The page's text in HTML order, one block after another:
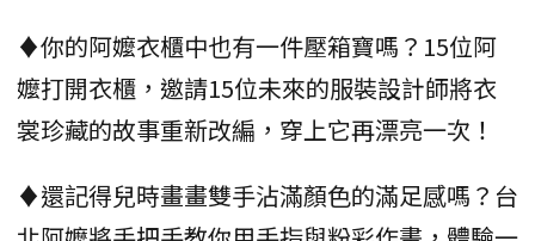
♦你的阿嬤衣櫃中也有一件壓箱寶嗎？15位阿
嬤打開衣櫃，邀請15位未來的服裝設計師將衣
裳珍藏的故事重新改編，穿上它再漂亮一次！
♦還記得兒時畫畫雙手沾滿顏色的滿足感嗎？台